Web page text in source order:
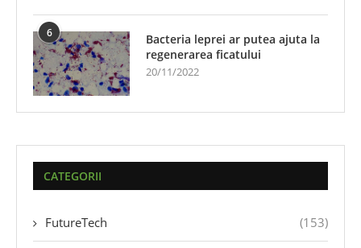
6
Bacteria leprei ar putea ajuta la
regenerarea ficatului
20/11/2022
CATEGORII
FutureTech (153)